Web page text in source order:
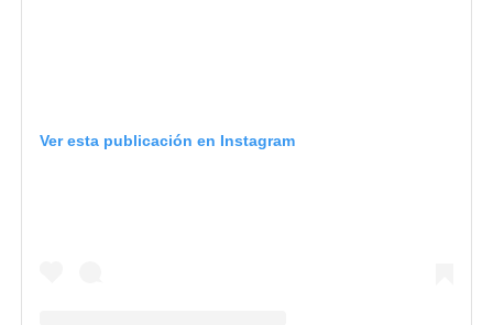
Ver esta publicación en Instagram